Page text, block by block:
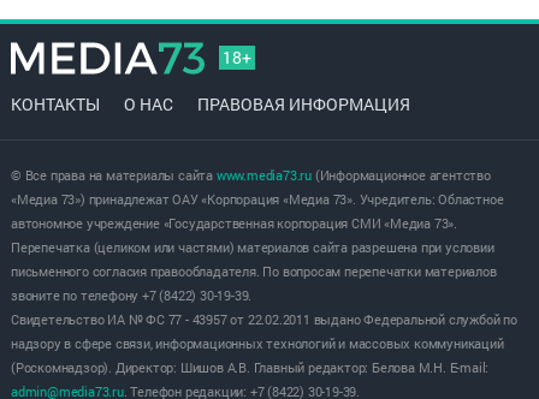
18+
КОНТАКТЫ О НАС ПРАВОВАЯ ИНФОРМАЦИЯ
© Все права на материалы сайта www.media73.ru(Информационное агентство
«Медиа 73») принадлежат ОАУ «Корпорация «Медиа 73». Учредитель: Областное
автономное учреждение «Государственная корпорация СМИ «Медиа 73».
Перепечатка (целиком или частями) материалов сайта разрешена при условии
письменного согласия правообладателя. По вопросам перепечатки материалов
звоните по телефону +7 (8422) 30-19-39.
Свидетельство ИА № ФС 77 - 43957 от 22.02.2011 выдано Федеральной службой по
надзору в сфере связи, информационных технологий и массовых коммуникаций
(Роскомнадзор). Директор: Шишов А.В. Главный редактор: Белова М.Н. E-mail:
admin@media73.ru. Телефон редакции: +7 (8422) 30-19-39.